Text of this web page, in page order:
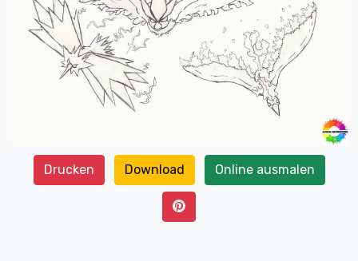
Drucken Download Online ausmalen